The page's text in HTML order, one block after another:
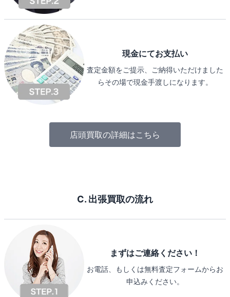
現金にてお支払い
査定金額をご提示、ご納得いただけました
らその場で現金手渡しになります。
店頭買取の詳細はこちら
C. 出張買取の流れ
まずはご連絡ください！
お電話、もしくは無料査定フォームからお
申込みください。